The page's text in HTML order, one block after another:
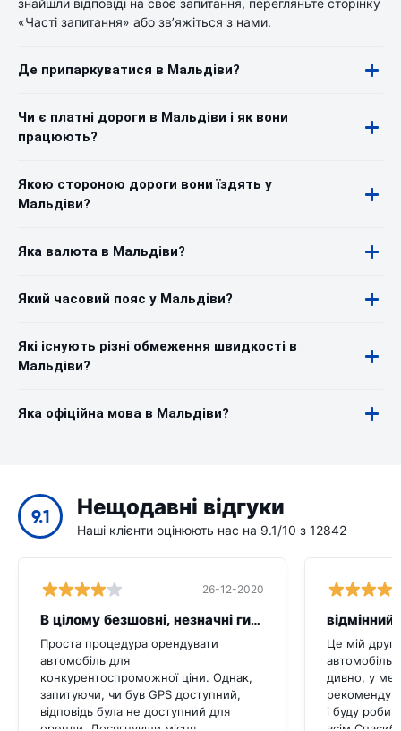
знайшли відповіді на своє запитання, перегляньте сторінку
«Часті запитання» або зв’яжіться з нами.
Де припаркуватися в Мальдіви?
Чи є платні дороги в Мальдіви і як вони
працюють?
Якою стороною дороги вони їздять у
Мальдіви?
Яка валюта в Мальдіви?
Який часовий пояс у Мальдіви?
Які існують різні обмеження швидкості в
Мальдіви?
Яка офіційна мова в Мальдіви?
9.1 Нещодавні відгуки
Наші клієнти оцінюють нас на 9.1/10 з 12842
26-12-2020
В цілому безшовні, незначні гикати
Проста процедура орендувати
автомобіль для
конкурентоспроможної ціни. Однак,
запитуючи, чи був GPS доступний,
відповідь була не доступний для
відмінний
Це мій
автомобіль
дивно, у
і буду